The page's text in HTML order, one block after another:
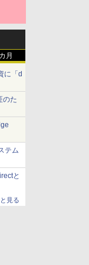
月
に「d
のた
テム
と
見る